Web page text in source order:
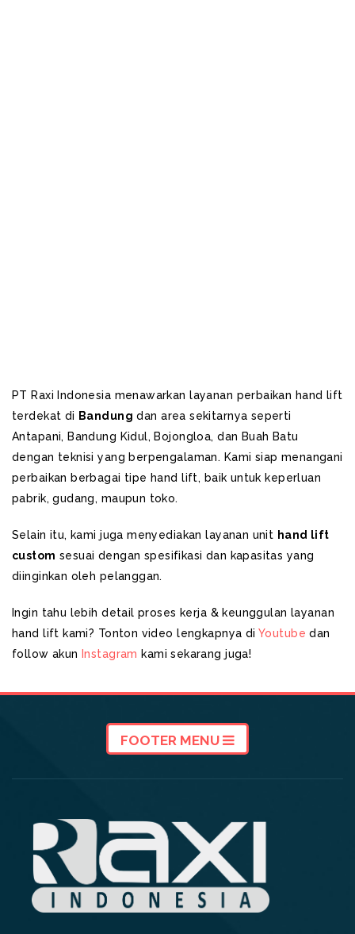
PT Raxi Indonesia menawarkan layanan perbaikan hand lift
terdekat di Bandung dan area sekitarnya seperti
Antapani, Bandung Kidul, Bojongloa, dan Buah Batu
dengan teknisi yang berpengalaman. Kami siap menangani
perbaikan berbagai tipe hand lift, baik untuk keperluan
pabrik, gudang, maupun toko.
Selain itu, kami juga menyediakan layanan unit hand lift
custom sesuai dengan spesifikasi dan kapasitas yang
diinginkan oleh pelanggan.
Ingin tahu lebih detail proses kerja & keunggulan layanan
hand lift kami? Tonton video lengkapnya diYoutube dan
follow akun Instagram kami sekarang juga!
FOOTER MENU